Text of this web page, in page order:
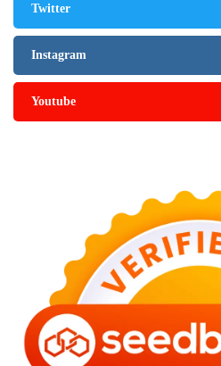
Twitter
Instagram
Youtube